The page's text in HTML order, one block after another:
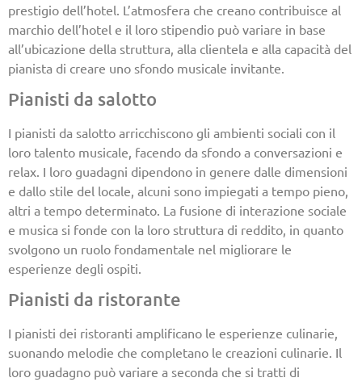
prestigio dell’hotel. L’atmosfera che creano contribuisce al
marchio dell’hotel e il loro stipendio può variare in base
all’ubicazione della struttura, alla clientela e alla capacità del
pianista di creare uno sfondo musicale invitante.
Pianisti da salotto
I pianisti da salotto arricchiscono gli ambienti sociali con il
loro talento musicale, facendo da sfondo a conversazioni e
relax. I loro guadagni dipendono in genere dalle dimensioni
e dallo stile del locale, alcuni sono impiegati a tempo pieno,
altri a tempo determinato. La fusione di interazione sociale
e musica si fonde con la loro struttura di reddito, in quanto
svolgono un ruolo fondamentale nel migliorare le
esperienze degli ospiti.
Pianisti da ristorante
I pianisti dei ristoranti amplificano le esperienze culinarie,
suonando melodie che completano le creazioni culinarie. Il
loro guadagno può variare a seconda che si tratti di